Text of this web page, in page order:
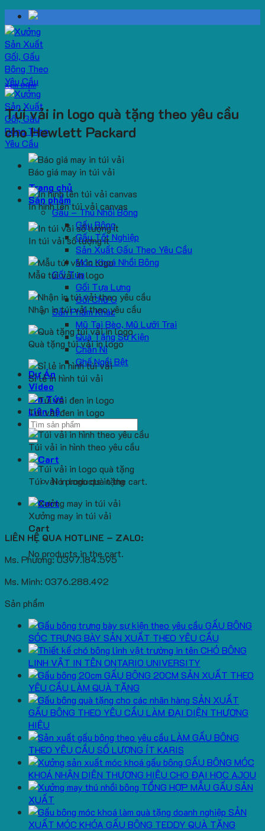
Skip
to
content
Trang chủ
Sản phẩm
Gấu – Thú Nhồi Bông
Gấu Bông
Gấu Tốt Nghiệp
Sản Xuất Gấu Theo Yêu Cầu
Móc Khoá Nhồi Bông
Gối Tựa
Gối Tựa Lưng
Gối Chữ U
Sản Phẩm Khác
Mũ Tai Bèo, Mũ Lưỡi Trai
Quà Tặng Sự Kiện
Chăn Nỉ
Ghế Ngồi Bệt
Dự Án
Video
Tin Tức
Liên hệ
Search
for:
No products in the cart.
Cart
No products in the cart.
Xem thêm
Túi vải in logo quà tặng theo yêu cầu
cho Hewlett Packard
Báo giá may in túi vải
In hình lên túi vải canvas
In túi vải số lượng ít
Mẫu túi vải in logo
Nhận in túi vải theo yêu cầu
Quà tặng túi vải in logo
Sỉ lẻ in hình túi vải
Túi vải đen in logo
Túi vải in hình theo yêu cầu
Túi vải in logo quà tặng
Xưởng may in túi vải
LIÊN HỆ QUA HOTLINE – ZALO:
Ms. Phương: 0397.184.595
Ms. Minh: 0376.288.492
Sản phẩm
GẤU BÔNG
SÓC TRƯNG BÀY SẢN XUẤT THEO YÊU CẦU
CHÓ BÔNG
LINH VẬT IN TÊN ONTARIO UNIVERSITY
GẤU BÔNG 20CM SẢN XUẤT THEO
YÊU CẦU LÀM QUÀ TẶNG
SẢN XUẤT
GẤU BÔNG THEO YÊU CẦU LÀM ĐẠI DIỆN THƯƠNG
HIỆU
LÀM GẤU BÔNG
THEO YÊU CẦU SỐ LƯỢNG ÍT KARIS
GẤU BÔNG MÓC
KHOÁ NHẬN DIỆN THƯƠNG HIỆU CHO ĐẠI HỌC AJOU
TỔNG HỢP MẪU GẤU SẢN
XUẤT
SẢN
XUẤT MÓC KHÓA GẤU BÔNG TEDDY QUÀ TẶNG